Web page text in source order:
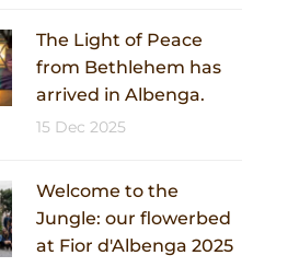
The Light of Peace
from Bethlehem has
arrived in Albenga.
15 Dec 2025
Welcome to the
Jungle: our flowerbed
at Fior d'Albenga 2025